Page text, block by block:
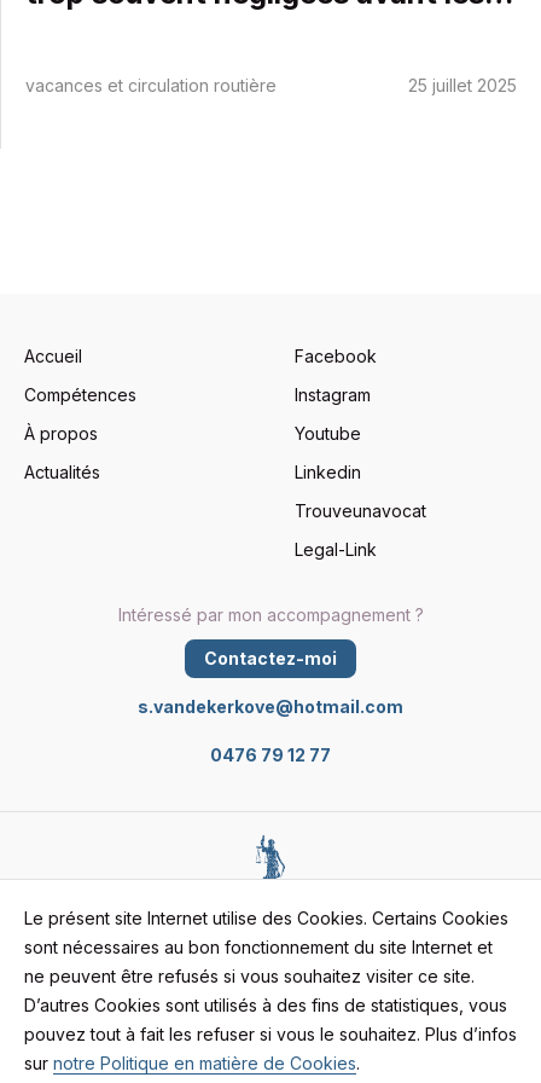
NL FR EN
Le présent site Internet utilise des Cookies. Certains Cookies
sont nécessaires au bon fonctionnement du site Internet et
ne peuvent être refusés si vous souhaitez visiter ce site.
D’autres Cookies sont utilisés à des fins de statistiques, vous
pouvez tout à fait les refuser si vous le souhaitez. Plus d’infos
sur notre Politique en matière de Cookies.
vacances et circulation routière 25 juillet 2025
Accueil
Compétences
À propos
Actualités
Facebook
Instagram
Youtube
Linkedin
Trouveunavocat
Legal-Link
Intéressé par mon accompagnement ?
Contactez-moi
s.vandekerkove@hotmail.com
0476 79 12 77
Cookies
Vie privée
Conditions générales
Mentions légales
Proudly made by